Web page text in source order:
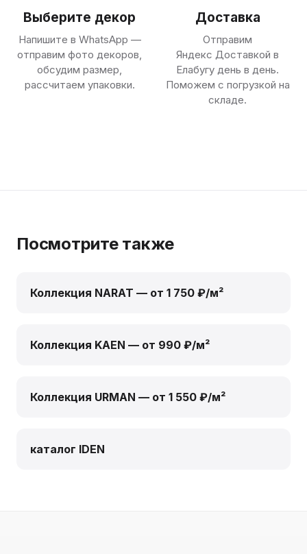
Выберите декор
Напишите в WhatsApp —
отправим фото декоров,
обсудим размер,
рассчитаем упаковки.
Доставка
Отправим
Яндекс Доставкой в
Елабугу день в день.
Поможем с погрузкой на
складе.
Посмотрите также
Коллекция NARAT — от 1 750 ₽/м²
Коллекция KAEN — от 990 ₽/м²
Коллекция URMAN — от 1 550 ₽/м²
каталог IDEN